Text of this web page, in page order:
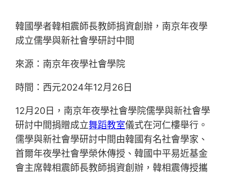
韓國學者韓相震師長教師捐資創辦，南京年夜學
成立儒學與新社會學研討中間
來源：南京年夜學社會學院
時間：西元2024年12月26日
12月20日，南京年夜學社會學院儒學與新社會學
研討中間捐贈成立舞蹈教室儀式在河仁樓舉行。
儒學與新社會學研討中間由韓國有名社會學家、
首爾年夜學社會學榮休傳授、韓國中平易近基金
會主席韓相震師長教師捐資創辦，韓相震傳授攜